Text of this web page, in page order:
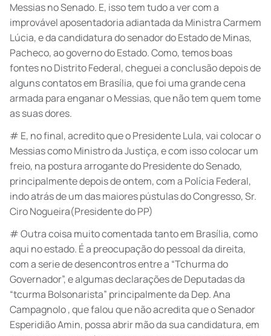
Messias no Senado. E, isso tem tudo a ver com a
improvável aposentadoria adiantada da Ministra Carmem
Lúcia, e da candidatura do senador do Estado de Minas,
Pacheco, ao governo do Estado. Como, temos boas
fontes no Distrito Federal, cheguei a conclusão depois de
alguns contatos em Brasília, que foi uma grande cena
armada para enganar o Messias, que não tem quem tome
as suas dores.
# E, no final, acredito que o Presidente Lula, vai colocar o
Messias como Ministro da Justiça, e com isso colocar um
freio, na postura arrogante do Presidente do Senado,
principalmente depois de ontem, com a Polícia Federal,
indo atrás de um das maiores pústulas do Congresso, Sr.
Ciro Nogueira(Presidente do PP)
# Outra coisa muito comentada tanto em Brasília, como
aqui no estado. É a preocupação do pessoal da direita,
com a serie de desencontros entre a “Tchurma do
Governador”, e algumas declarações de Deputadas da
“tcurma Bolsonarista” principalmente da Dep. Ana
Campagnolo , que falou que não acredita que o Senador
Esperidião Amin, possa abrir mão da sua candidatura, em